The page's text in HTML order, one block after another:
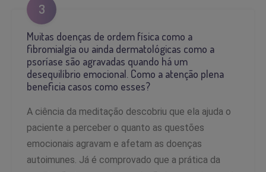
3
Muitas doenças de ordem física como a
fibromialgia ou ainda dermatológicas como a
psoríase são agravadas quando há um
desequilíbrio emocional. Como a atenção plena
beneficia casos como esses?
A ciência da meditação descobriu que ela ajuda o
paciente a perceber o quanto as questões
emocionais agravam e afetam as doenças
autoimunes. Já é comprovado que a prática da